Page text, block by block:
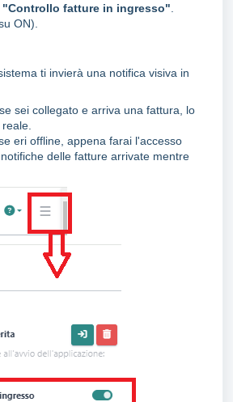
"Controllo fatture in ingresso"
ON).
ti invierà una notifica visiva in
se sei collegato e arriva una fattura, lo
eri offline, appena farai l'accesso
delle fatture arrivate mentre